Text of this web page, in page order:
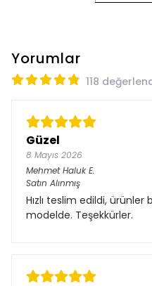
Yorumlar
118
Güzel
8 Mayıs 2026
Mehmet Haluk E.
Satın Alınmış
Hızlı teslim edildi,
modelde. Teşekkürler.